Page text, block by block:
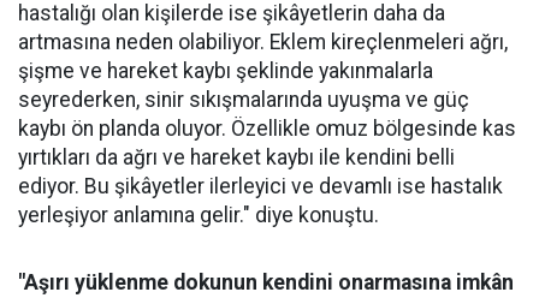
hastalığı olan kişilerde ise şikâyetlerin daha da
artmasına neden olabiliyor. Eklem kireçlenmeleri ağrı,
şişme ve hareket kaybı şeklinde yakınmalarla
seyrederken, sinir sıkışmalarında uyuşma ve güç
kaybı ön planda oluyor. Özellikle omuz bölgesinde kas
yırtıkları da ağrı ve hareket kaybı ile kendini belli
ediyor. Bu şikâyetler ilerleyici ve devamlı ise hastalık
yerleşiyor anlamına gelir." diye konuştu.
"Aşırı yüklenme dokunun kendini onarmasına imkân